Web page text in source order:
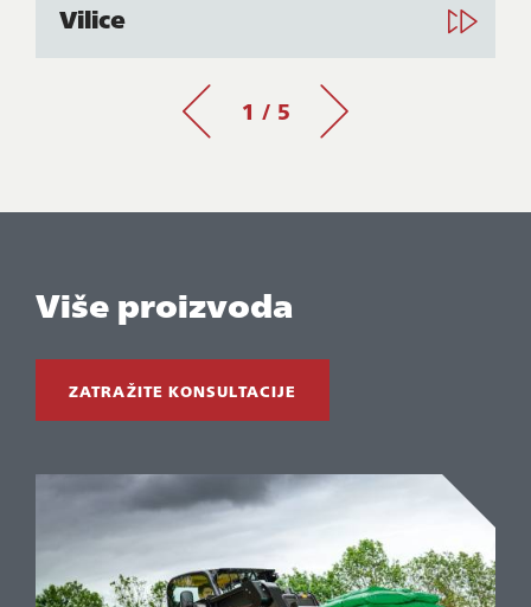
Vilice
1 / 5
Više proizvoda
ZATRAŽITE KONSULTACIJE